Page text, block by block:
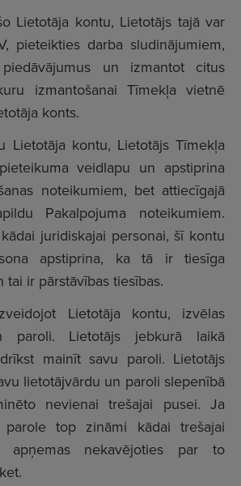
Lietotāja kontu, Lietotājs tajā var
pieteikties darba sludinājumiem,
un izmantot citus
izmantošanai Tīmekļa vietnē
konts.
Lietotāja kontu, Lietotājs Tīmekļa
veidlapu un apstiprina
noteikumiem, bet attiecīgajā
Pakalpojuma noteikumiem.
juridiskajai personai, šī kontu
apstiprina, ka tā ir tiesīga
ir pārstāvības tiesības.
Lietotāja kontu, izvēlas
paroli. Lietotājs jebkurā laikā
mainīt savu paroli. Lietotājs
lietotājvārdu un paroli slepenībā
nevienai trešajai pusei. Ja
parole top zināmi kādai trešajai
apņemas nekavējoties par to